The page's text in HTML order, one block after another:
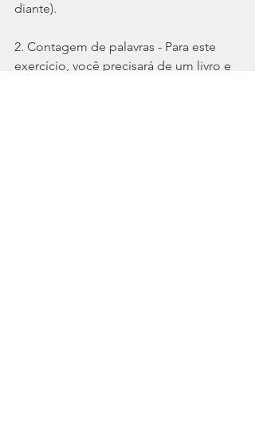
diante).
2. Contagem de palavras - Para este
exercício, você precisará de um livro e